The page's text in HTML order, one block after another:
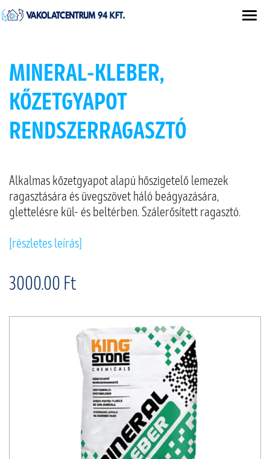
MINERAL-KLEBER,
KŐZETGYAPOT
RENDSZERRAGASZTÓ
Alkalmas kőzetgyapot alapú hőszigetelő lemezek
ragasztására és üvegszövet háló beágyazására,
glettelésre kül- és beltérben. Szálerősített ragasztó.
[részletes leírás]
3000.00 Ft